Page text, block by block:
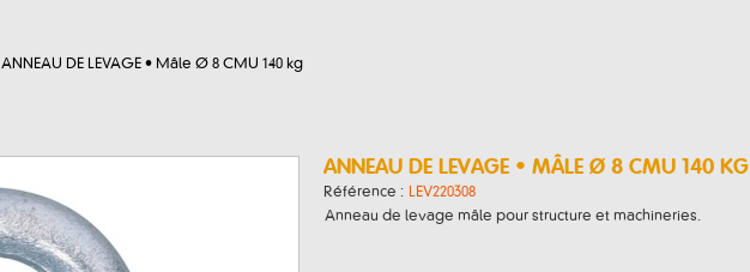
ANNEAU DE LEVAGE • Mâle Ø 8 CMU 140 kg
ANNEAU DE LEVAGE • MÂLE Ø 8 CMU 140 KG
Référence :
LEV220308
Anneau de levage mâle pour structure et machineries.